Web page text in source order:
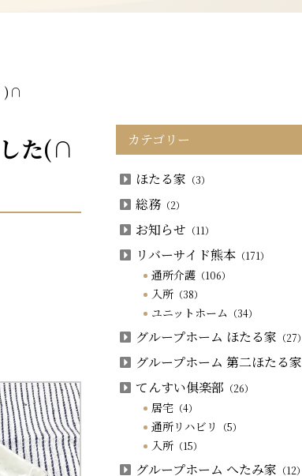
)∩
た(∩
カテゴリー
ほたる家 （3）
総務 （2）
お知らせ （11）
リバーサイド熊本 （171）
通所介護 （106）
入所 （38）
ユニットホーム （34）
グループホーム ほたる家 （27）
グループホーム 第二ほたる家
てんすい俱楽部 （26）
居宅 （4）
通所リハビリ （5）
入所 （15）
グループホーム へたみ家 （12）